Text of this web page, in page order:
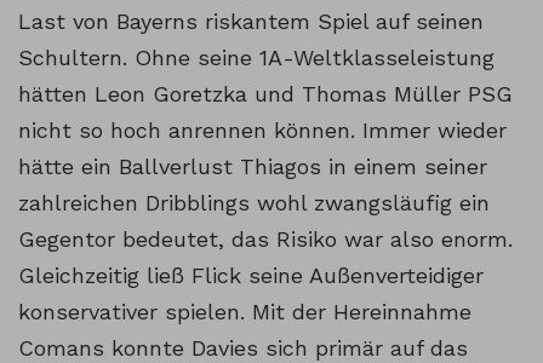
Last von Bayerns riskantem Spiel auf seinen
Schultern. Ohne seine 1A-Weltklasseleistung
hätten Leon Goretzka und Thomas Müller PSG
nicht so hoch anrennen können. Immer wieder
hätte ein Ballverlust Thiagos in einem seiner
zahlreichen Dribblings wohl zwangsläufig ein
Gegentor bedeutet, das Risiko war also enorm.
Gleichzeitig ließ Flick seine Außenverteidiger
konservativer spielen. Mit der Hereinnahme
Comans konnte Davies sich primär auf das